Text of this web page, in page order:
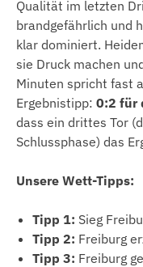
Qualität im letzten
brandgefährlich und
klar dominiert.
sie Druck machen
Minuten spricht fast
Ergebnistipp: 0:2 für
dass ein drittes Tor
Schlussphase) das
Unsere Wett-Tipps:
Tipp 1: Sieg
Tipp 2: Freiburg
Tipp 3: Freiburg